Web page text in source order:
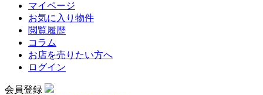
マイページ
お気に入り物件
閲覧履歴
コラム
お店を売りたい方へ
ログイン
会員登録